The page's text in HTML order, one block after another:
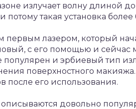
излучает волну длиной
и потому такая установка
первым лазером, который
с его помощью и сейчас
популярен и эрбиевый тип
поверхностного
после его использования.
довольно